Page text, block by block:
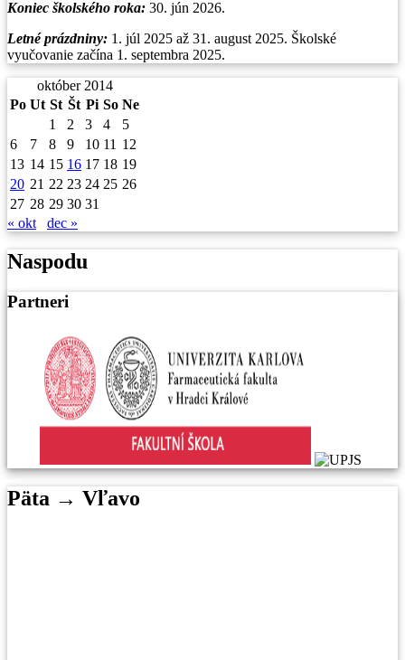
Koniec školského roka: 30. jún 2026.
Letné prázdniny: 1. júl 2025 až 31. august 2025. Školské
vyučovanie začína 1. septembra 2025.
október 2014
Po Ut St Št Pi So Ne
1
2 3 4
5
6
7 8 9 10 11 12
13 14 15 16 17 18 19
20 21 22 23 24 25 26
27 28 29 30 31
« okt
dec »
Naspodu
Partneri
Päta → Vľavo